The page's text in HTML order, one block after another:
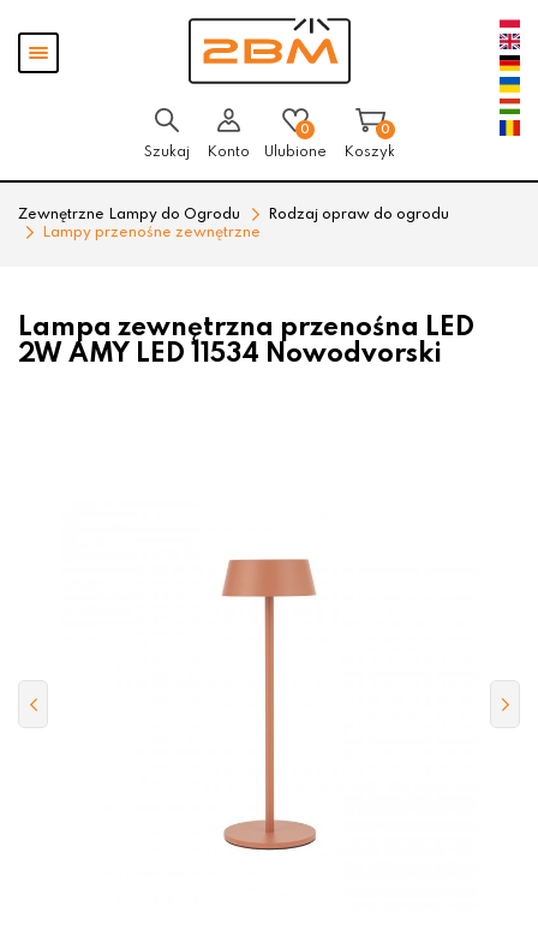
Pokaż
menu
Szukaj Konto
0
Ulubione
0
Koszyk
Zewnętrzne Lampy do Ogrodu
Rodzaj opraw do ogrodu
Lampy przenośne zewnętrzne
Lampa zewnętrzna przenośna LED
2W AMY LED 11534 Nowodvorski